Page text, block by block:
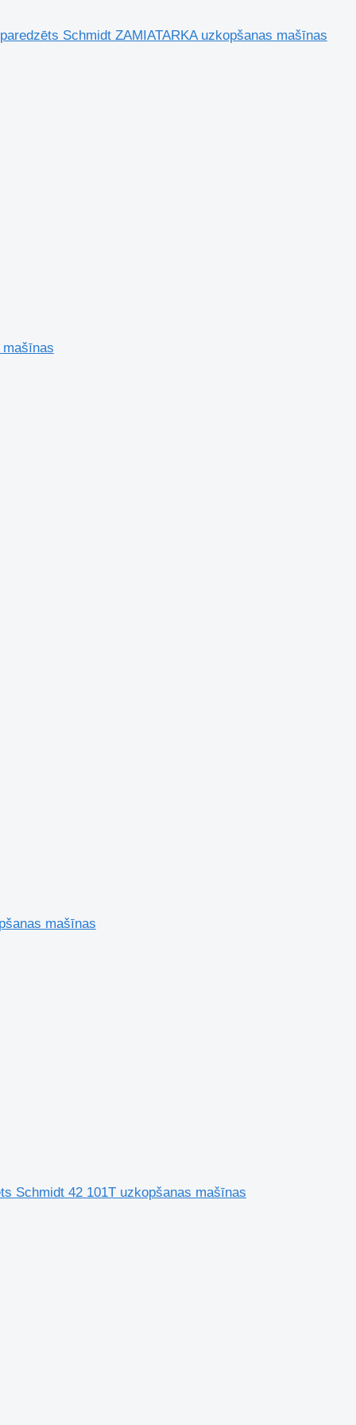
Schmidt ZAMIATARKA uzkopšanas mašīnas
mašīnas
Schmidt 42 101T uzkopšanas mašīnas